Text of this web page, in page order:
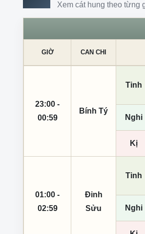
Xem cát hung theo từng
GIỜ CAN CHI
23:00 -
00:59
Bính Tý
Tinh
Nghi
Kị
01:00 -
02:59
Đinh
Sửu
Tinh
Nghi